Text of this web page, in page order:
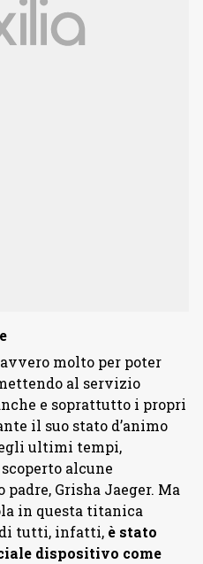
molto per poter
al servizio
e soprattutto i propri
il suo stato d’animo
ultimi tempi,
alcune
Grisha Jaeger. Ma
in questa titanica
di tutti, infatti, è stato
dispositivo come